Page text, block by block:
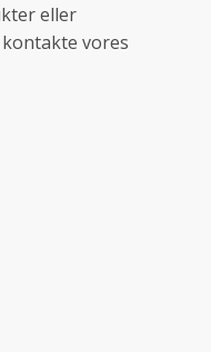
eller
vores